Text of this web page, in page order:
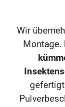
Wir
Montage.